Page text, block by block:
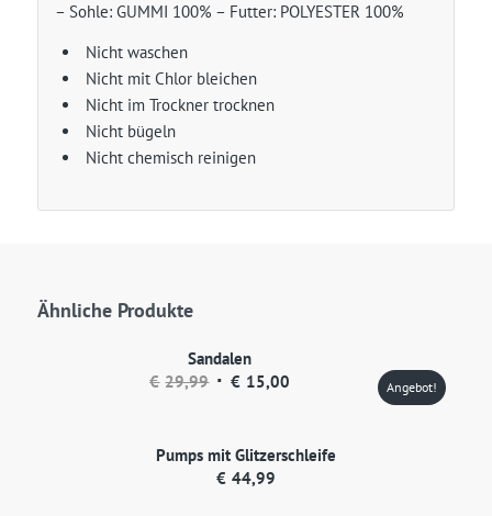
– Sohle: GUMMI 100% – Futter: POLYESTER 100%
Nicht waschen
Nicht mit Chlor bleichen
Nicht im Trockner trocknen
Nicht bügeln
Nicht chemisch reinigen
Ähnliche Produkte
Sandalen
€ 29,99 Ursprünglicher
€29,99
€ 15,00
€15,00.
Angebot!
Pumps mit Glitzerschleife
€ 44,99